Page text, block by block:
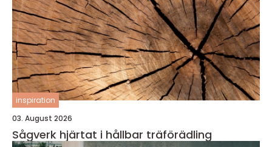
inspiration
03. August 2026
Sågverk hjärtat i hållbar träförädling